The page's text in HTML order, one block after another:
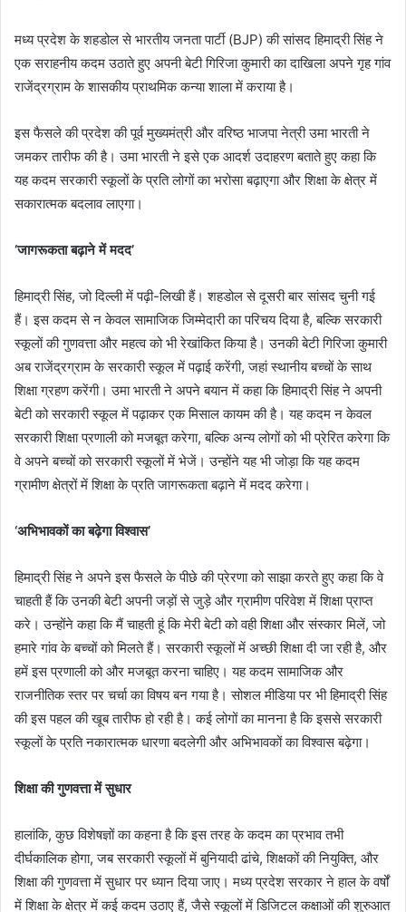
मध्य प्रदेश के शहडोल से भारतीय जनता पार्टी (BJP) की सांसद हिमाद्री सिंह ने
एक सराहनीय कदम उठाते हुए अपनी बेटी गिरिजा कुमारी का दाखिला अपने गृह गांव
राजेंद्रग्राम के शासकीय प्राथमिक कन्या शाला में कराया है।
इस फैसले की प्रदेश की पूर्व मुख्यमंत्री और वरिष्ठ भाजपा नेत्री उमा भारती ने
जमकर तारीफ की है। उमा भारती ने इसे एक आदर्श उदाहरण बताते हुए कहा कि
यह कदम सरकारी स्कूलों के प्रति लोगों का भरोसा बढ़ाएगा और शिक्षा के क्षेत्र में
सकारात्मक बदलाव लाएगा।
‘जागरूकता बढ़ाने में मदद’
हिमाद्री सिंह, जो दिल्ली में पढ़ी-लिखी हैं। शहडोल से दूसरी बार सांसद चुनी गई
हैं। इस कदम से न केवल सामाजिक जिम्मेदारी का परिचय दिया है, बल्कि सरकारी
स्कूलों की गुणवत्ता और महत्व को भी रेखांकित किया है। उनकी बेटी गिरिजा कुमारी
अब राजेंद्रग्राम के सरकारी स्कूल में पढ़ाई करेंगी, जहां स्थानीय बच्चों के साथ
शिक्षा ग्रहण करेंगी। उमा भारती ने अपने बयान में कहा कि हिमाद्री सिंह ने अपनी
बेटी को सरकारी स्कूल में पढ़ाकर एक मिसाल कायम की है। यह कदम न केवल
सरकारी शिक्षा प्रणाली को मजबूत करेगा, बल्कि अन्य लोगों को भी प्रेरित करेगा कि
वे अपने बच्चों को सरकारी स्कूलों में भेजें। उन्होंने यह भी जोड़ा कि यह कदम
ग्रामीण क्षेत्रों में शिक्षा के प्रति जागरूकता बढ़ाने में मदद करेगा।
‘अभिभावकों का बढ़ेगा विश्वास’
हिमाद्री सिंह ने अपने इस फैसले के पीछे की प्रेरणा को साझा करते हुए कहा कि वे
चाहती हैं कि उनकी बेटी अपनी जड़ों से जुड़े और ग्रामीण परिवेश में शिक्षा प्राप्त
करे। उन्होंने कहा कि मैं चाहती हूं कि मेरी बेटी को वही शिक्षा और संस्कार मिलें, जो
हमारे गांव के बच्चों को मिलते हैं। सरकारी स्कूलों में अच्छी शिक्षा दी जा रही है, और
हमें इस प्रणाली को और मजबूत करना चाहिए। यह कदम सामाजिक और
राजनीतिक स्तर पर चर्चा का विषय बन गया है। सोशल मीडिया पर भी हिमाद्री सिंह
की इस पहल की खूब तारीफ हो रही है। कई लोगों का मानना है कि इससे सरकारी
स्कूलों के प्रति नकारात्मक धारणा बदलेगी और अभिभावकों का विश्वास बढ़ेगा।
शिक्षा की गुणवत्ता में सुधार
हालांकि, कुछ विशेषज्ञों का कहना है कि इस तरह के कदम का प्रभाव तभी
दीर्घकालिक होगा, जब सरकारी स्कूलों में बुनियादी ढांचे, शिक्षकों की नियुक्ति, और
शिक्षा की गुणवत्ता में सुधार पर ध्यान दिया जाए। मध्य प्रदेश सरकार ने हाल के वर्षों
में शिक्षा के क्षेत्र में कई कदम उठाए हैं, जैसे स्कूलों में डिजिटल कक्षाओं की शुरुआत